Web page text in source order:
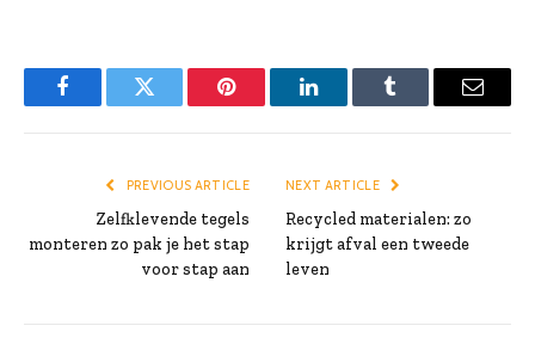
FacebookTwitter Pinterest LinkedInTumblr Email
PREVIOUS ARTICLE
Zelfklevende tegels
monteren zo pak je het stap
voor stap aan
NEXT ARTICLE
Recycled materialen: zo
krijgt afval een tweede
leven